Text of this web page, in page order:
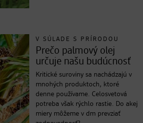
V SÚLADE S PRÍRODOU
Prečo palmový olej
určuje našu budúcnosť
Kritické suroviny sa nachádzajú v
mnohých produktoch, ktoré
denne používame. Celosvetová
potreba však rýchlo rastie. Do akej
miery môžeme v dm prevziať